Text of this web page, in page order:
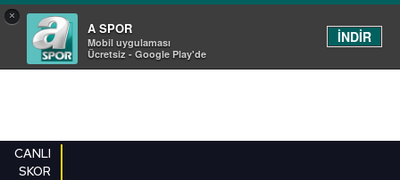
×
A SPOR
Mobil uygulaması
Ücretsiz - Google Play'de
İNDİR
CANLI
SKOR